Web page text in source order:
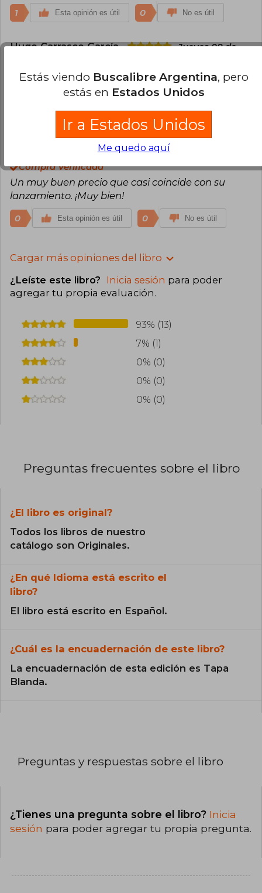
1 Esta opinión es útil 0 No es útil
Hugo Carrasco García
Jueves 08 de
Compra Verificada
Totalmente recomendado.
Esta opinión es útil 0 No es útil
Domingo 11 de
Compra Verificada
Un muy buen precio que casi coincide con su
lanzamiento. ¡Muy bien!
0 Esta opinión es útil 0 No es útil
Cargar más opiniones del libro
¿Leíste este libro? Inicia sesión para poder
agregar tu propia evaluación.
93% (13)
7% (1)
0% (0)
0% (0)
0% (0)
Preguntas frecuentes sobre el libro
¿El libro es original?
Todos los libros de nuestro
catálogo son Originales.
¿En qué Idioma está escrito el
libro?
El libro está escrito en Español.
¿Cuál es la encuadernación de este libro?
La encuadernación de esta edición es Tapa
Blanda.
Preguntas y respuestas sobre el libro
¿Tienes una pregunta sobre el libro? Inicia
sesión para poder agregar tu propia pregunta.
Estás viendo Buscalibre Argentina, pero
estás en Estados Unidos
Ir a Estados Unidos
Me quedo aquí